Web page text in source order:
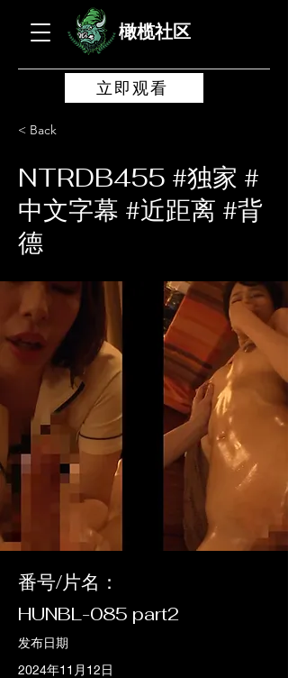
橄榄社区
立即观看
< Back
NTRDB455 #独家 #
中文字幕 #近距离 #背
德
番号/片名：
HUNBL-085 part2
发布日期
2024年11月12日